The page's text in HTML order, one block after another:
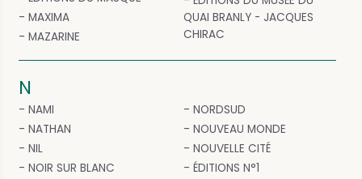
MAXIMA
MAZARINE
QUAI BRANLY - JACQUES
CHIRAC
N
NAMI
NATHAN
NIL
NOIR SUR BLANC
NORDSUD
NOUVEAU MONDE
NOUVELLE CITÉ
ÉDITIONS N°1